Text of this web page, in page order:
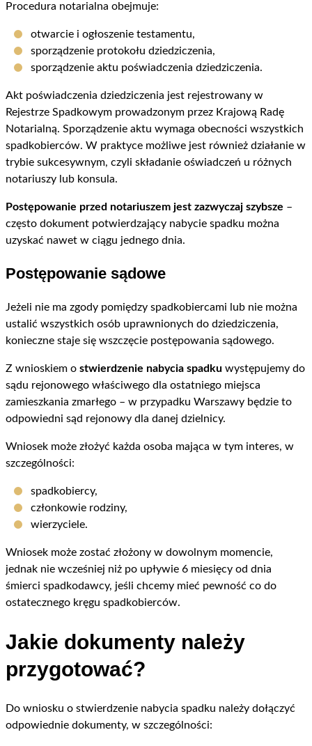
Procedura notarialna obejmuje:
otwarcie i ogłoszenie testamentu,
sporządzenie protokołu dziedziczenia,
sporządzenie aktu poświadczenia dziedziczenia.
Akt poświadczenia dziedziczenia jest rejestrowany w
Rejestrze Spadkowym prowadzonym przez Krajową Radę
Notarialną. Sporządzenie aktu wymaga obecności wszystkich
spadkobierców. W praktyce możliwe jest również działanie w
trybie sukcesywnym, czyli składanie oświadczeń u różnych
notariuszy lub konsula.
Postępowanie przed notariuszem jest zazwyczaj szybsze –
często dokument potwierdzający nabycie spadku można
uzyskać nawet w ciągu jednego dnia.
Postępowanie sądowe
Jeżeli nie ma zgody pomiędzy spadkobiercami lub nie można
ustalić wszystkich osób uprawnionych do dziedziczenia,
konieczne staje się wszczęcie postępowania sądowego.
Z wnioskiem o stwierdzenie nabycia spadku występujemy do
sądu rejonowego właściwego dla ostatniego miejsca
zamieszkania zmarłego – w przypadku Warszawy będzie to
odpowiedni sąd rejonowy dla danej dzielnicy.
Wniosek może złożyć każda osoba mająca w tym interes, w
szczególności:
spadkobiercy,
członkowie rodziny,
wierzyciele.
Wniosek może zostać złożony w dowolnym momencie,
jednak nie wcześniej niż po upływie 6 miesięcy od dnia
śmierci spadkodawcy, jeśli chcemy mieć pewność co do
ostatecznego kręgu spadkobierców.
Jakie dokumenty należy
przygotować?
Do wniosku o stwierdzenie nabycia spadku należy dołączyć
odpowiednie dokumenty, w szczególności: